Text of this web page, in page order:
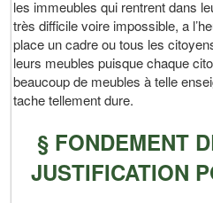
les immeubles qui rentrent dans
très difficile voire impossible, a
place un cadre ou tous les
leurs meubles puisque chaque
beaucoup de meubles à telle
tache tellement dure.
§ FONDEMENT
JUSTIFICATION